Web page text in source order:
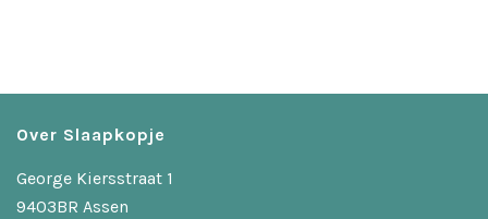
Over Slaapkopje
George Kiersstraat 1
9403BR Assen